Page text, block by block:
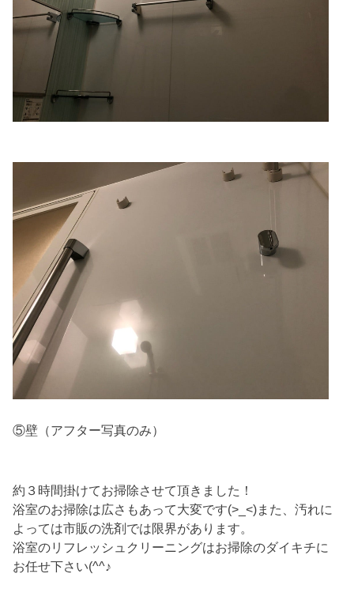
⑤壁（アフター写真のみ）
約３時間掛けてお掃除させて頂きました！
浴室のお掃除は広さもあって大変です(>_<)また、汚れに
よっては市販の洗剤では限界があります。
浴室のリフレッシュクリーニングはお掃除のダイキチに
お任せ下さい(^^♪